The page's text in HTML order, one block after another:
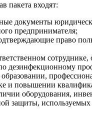
пакета входят:
документы
предпринимателя;
право
по дезинфекционному
и повышении
оборудования,
защиты,